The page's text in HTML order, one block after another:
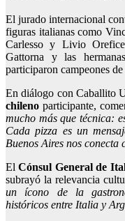
El jurado internacional
figuras italianas como
Carlesso y Livio
Gattorna y las
participaron campeones
En diálogo con Caballito
chileno participante,
mucho más que técnica:
Cada pizza es un
Buenos Aires nos
ElCónsul General de
subrayó la relevancia
un ícono de la
históricos entre Italia y